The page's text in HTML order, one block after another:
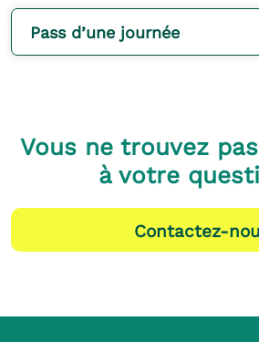
Pass d’une journée
Vous ne trouvez
à votre
Contactez-